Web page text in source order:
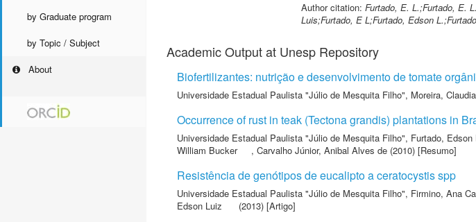
by Graduate program
by Topic / Subject
About
Author citation: Furtado, E. L.;Furtado, E.
Luis;Furtado, E L;Furtado, Edson
Academic Output at Unesp Repository
Biofertilizantes: nutrição e desenvolvimento de tomate
Universidade Estadual Paulista "Júlio de Mesquita Filho", Moreira,
Occurrence of rust in teak (Tectona grandis) plantations in
Universidade Estadual Paulista "Júlio de Mesquita Filho", Furtado, Edson
William Bucker
, Carvalho Júnior, Anibal Alves de (2010) [Resumo]
Resistência de genótipos de eucalipto a ceratocystis spp
Universidade Estadual Paulista "Júlio de Mesquita Filho", Firmino, Ana
Edson Luiz
(2013) [Artigo]